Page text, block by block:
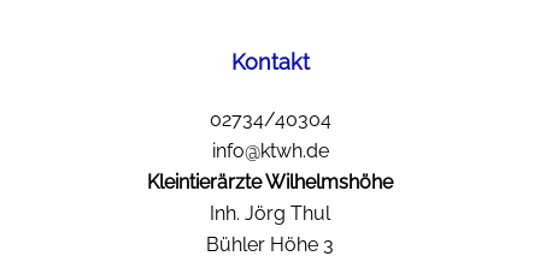
Kontakt
02734/40304
info@ktwh.de
Kleintierärzte Wilhelmshöhe
Inh. Jörg Thul
Bühler Höhe 3